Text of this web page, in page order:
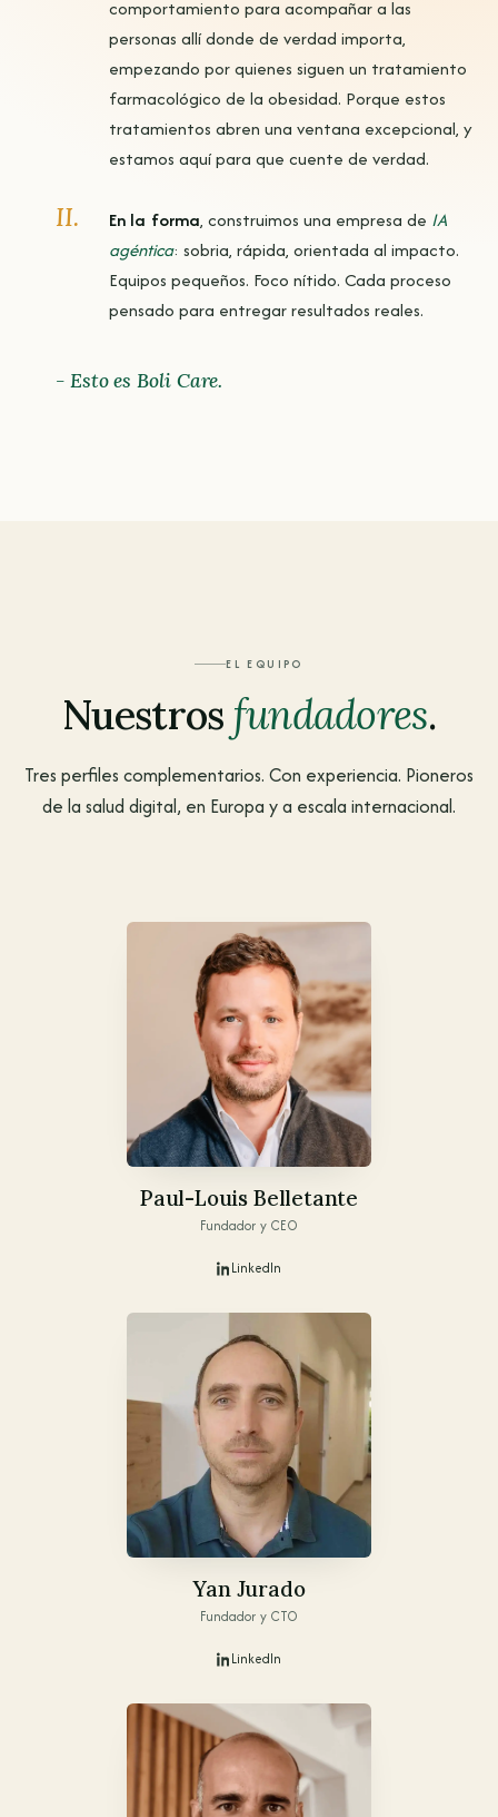
comportamiento para acompañar a las
personas allí donde de verdad importa,
empezando por quienes siguen un tratamiento
farmacológico de la obesidad. Porque estos
tratamientos abren una ventana excepcional, y
estamos aquí para que cuente de verdad.
II. En la forma, construimos una empresa de IA
agéntica: sobria, rápida, orientada al impacto.
Equipos pequeños. Foco nítido. Cada proceso
pensado para entregar resultados reales.
- Esto es Boli Care.
EL EQUIPO
Nuestros fundadores.
Tres perfiles complementarios. Con experiencia. Pioneros
de la salud digital, en Europa y a escala internacional.
Paul-Louis Belletante
Fundador y CEO
LinkedIn
Yan Jurado
Fundador y CTO
LinkedIn